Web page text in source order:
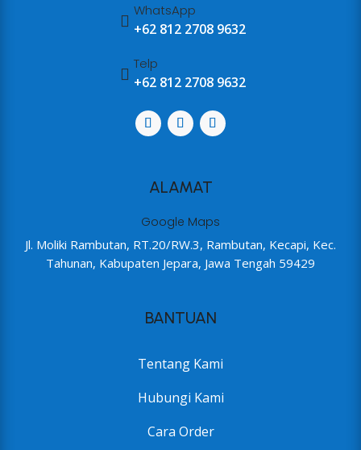

WhatsApp
+62 812 2708 9632

Telp
+62 812 2708 9632
ALAMAT
Google Maps
Jl. Moliki Rambutan, RT.20/RW.3, Rambutan, Kecapi, Kec.
Tahunan, Kabupaten Jepara, Jawa Tengah 59429
BANTUAN
Tentang Kami
Hubungi Kami
Cara Order